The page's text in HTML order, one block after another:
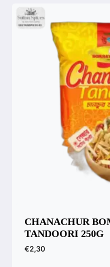
CHANACHUR
TANDOORI 250G
€2,30